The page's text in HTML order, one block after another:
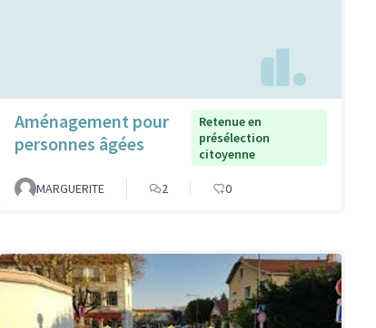
Aménagement pour
personnes âgées
Retenue en
présélection
citoyenne
MARGUERITE 2 0